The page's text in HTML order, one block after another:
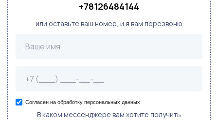
+78126484144
или оставьте ваш номер, и я вам перезвоню
Согласен на обработку персональных данных
В каком мессенджере вам хотите получить